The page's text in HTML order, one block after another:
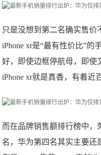
只是没想到第二名确实售价
iPhone xr是“最有性价比”的
好，即使边框停航母，即使
iPhone xr就是真香，有着近
而在品牌销售额排行榜中，
名，华为第四名其实主要还